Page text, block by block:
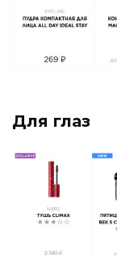
Для глаз